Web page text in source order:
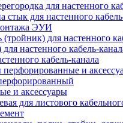
для настенного
стык для настенного
ЭУИ
(тройник) для настенного
настенного кабель-
кабель-канала
перфорированные и
и аксессуары
для листового